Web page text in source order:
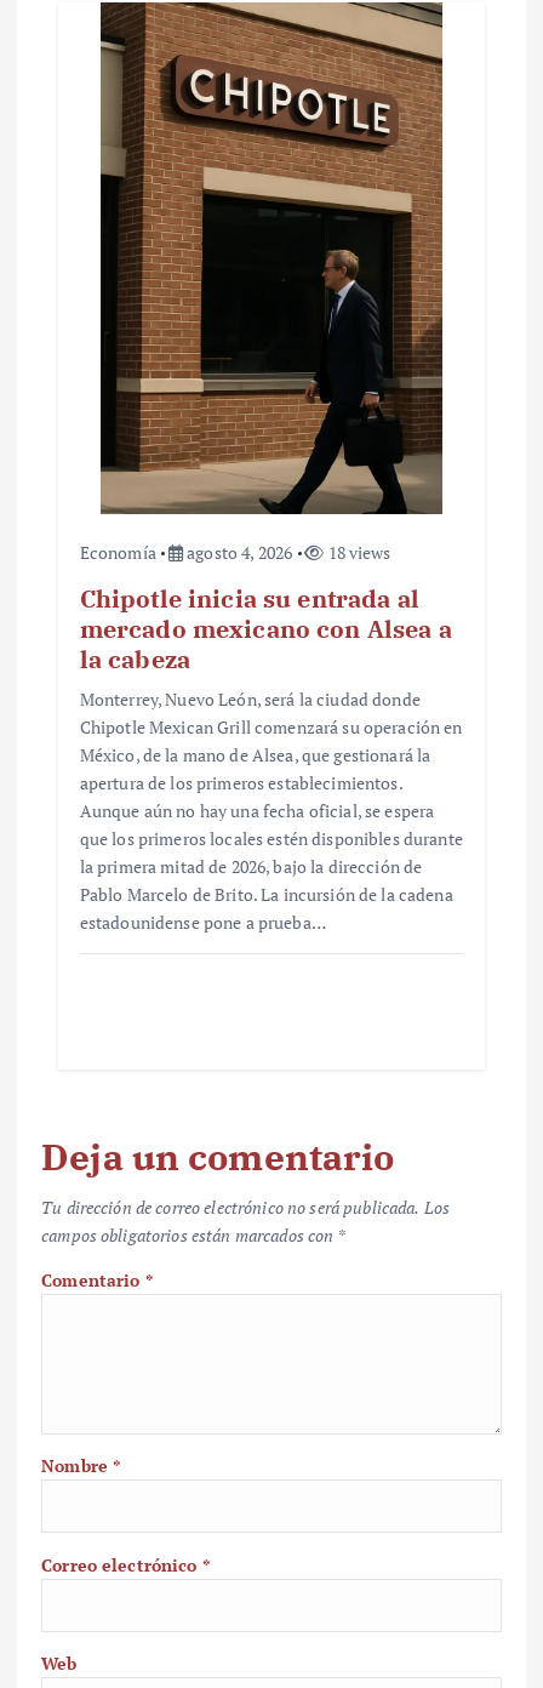
Economía agosto 4, 2026 18 views
Chipotle inicia su entrada al
mercado mexicano con Alsea a
la cabeza
Monterrey, Nuevo León, será la ciudad donde
Chipotle Mexican Grill comenzará su operación en
México, de la mano de Alsea, que gestionará la
apertura de los primeros establecimientos.
Aunque aún no hay una fecha oficial, se espera
que los primeros locales estén disponibles durante
la primera mitad de 2026, bajo la dirección de
Pablo Marcelo de Brito. La incursión de la cadena
estadounidense pone a prueba…
Deja un comentario
Tu dirección de correo electrónico no será publicada. Los
campos obligatorios están marcados con *
Comentario *
Nombre*
Correo electrónico *
Web